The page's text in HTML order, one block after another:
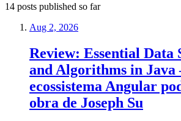
14 posts published so far
Aug 2, 2026
Review: Essential Data
and Algorithms in
ecossistema Angular
obra de Joseph Su